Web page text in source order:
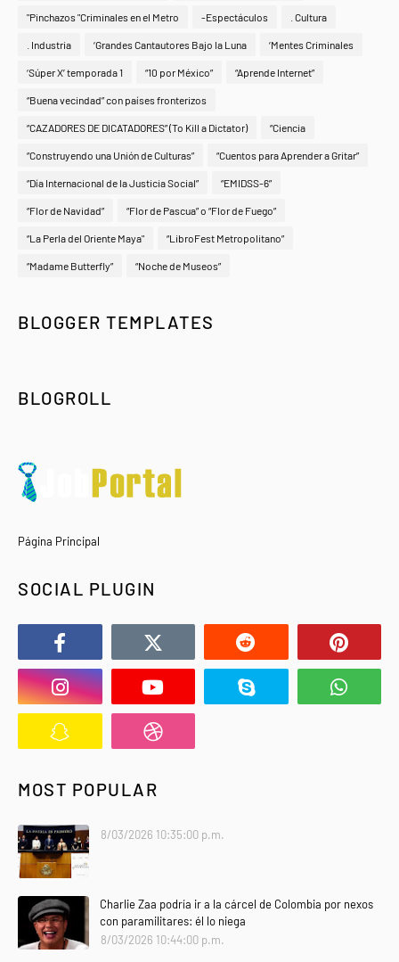
"Pinchazos "Criminales en el Metro -Espectáculos . Cultura
. Industria ‘Grandes Cantautores Bajo la Luna ‘Mentes Criminales
‘Súper X’ temporada 1 “10 por México” “Aprende Internet”
“Buena vecindad” con países fronterizos
“CAZADORES DE DICATADORES” (To Kill a Dictator) “Ciencia
“Construyendo una Unión de Culturas” “Cuentos para Aprender a Gritar”
“Día Internacional de la Justicia Social” “EMIDSS-6”
“Flor de Navidad” “Flor de Pascua” o “Flor de Fuego”
“La Perla del Oriente Maya" “LibroFest Metropolitano”
“Madame Butterfly” “Noche de Museos”
BLOGGER TEMPLATES
BLOGROLL
Página Principal
SOCIAL PLUGIN
MOST POPULAR
8/03/2026 10:35:00 p.m.
Charlie Zaa podría ir a la cárcel de Colombia por nexos
con paramilitares: él lo niega
8/03/2026 10:44:00 p.m.